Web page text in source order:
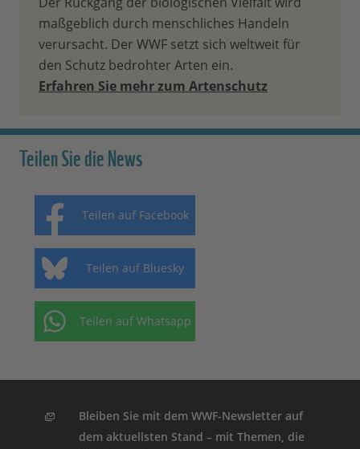
maßgeblich durch menschliches Handeln
verursacht. Der WWF setzt sich weltweit für
den Schutz bedrohter Arten ein.
Erfahren Sie mehr zum Artenschutz
Teilen Sie die News
Teilen auf Facebook
Teilen auf Bluesky
Teilen auf Whatsapp
Bleiben Sie mit dem WWF-Newsletter auf
dem aktuellsten Stand – mit Themen, die